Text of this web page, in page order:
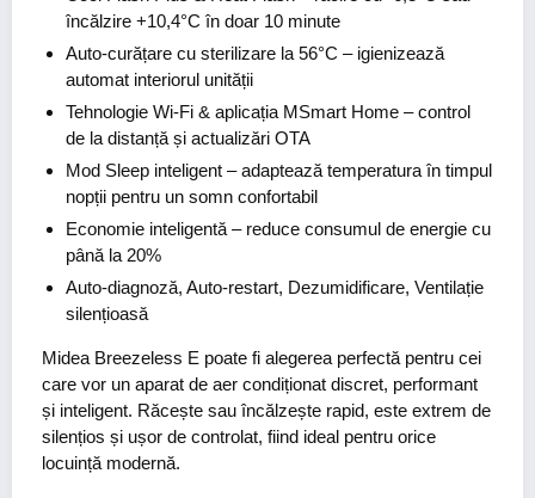
încălzire +10,4°C în doar 10 minute
Auto-curățare cu sterilizare la 56°C – igienizează
automat interiorul unității
Tehnologie Wi-Fi & aplicația MSmart Home – control
de la distanță și actualizări OTA
Mod Sleep inteligent – adaptează temperatura în timpul
nopții pentru un somn confortabil
Economie inteligentă – reduce consumul de energie cu
până la 20%
Auto-diagnoză, Auto-restart, Dezumidificare, Ventilație
silențioasă
Midea Breezeless E poate fi alegerea perfectă pentru cei
care vor un aparat de aer condiționat discret, performant
și inteligent. Răcește sau încălzește rapid, este extrem de
silențios și ușor de controlat, fiind ideal pentru orice
locuință modernă.